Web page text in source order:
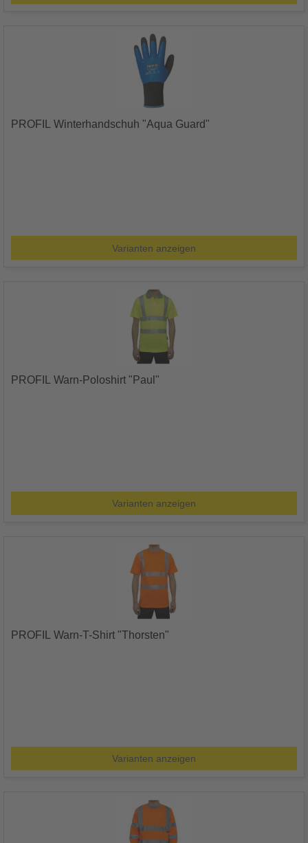
PROFIL Winterhandschuh "Aqua Guard"
Varianten anzeigen
PROFIL Warn-Poloshirt "Paul"
Varianten anzeigen
PROFIL Warn-T-Shirt "Thorsten"
Varianten anzeigen